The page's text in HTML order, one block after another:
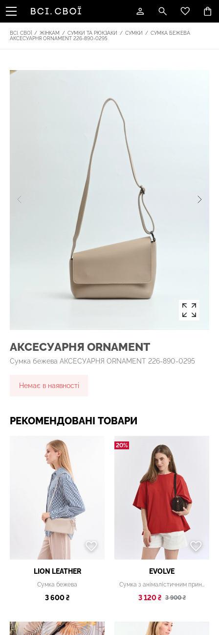
ВСІ. СВОЇ / ЖІНКАМ / СУМКИ ТА РЮКЗАКИ / СУМКИ / СУМКА БЕЖЕВА
АКСЕСУАРНЯ ОRNAMENT 226-890-0295
АКСЕСУАРНЯ ОRNAMENT
Сумка бежева АКСЕСУАРНЯ ОRNAMENT 226-890-0295
Немає в наявності
РЕКОМЕНДОВАНІ ТОВАРИ
LION LEATHER
Сумка бежева
3 600 ₴
20%
EVOLVE
Сумка з анімалістичним принтом
3 120 ₴ 3 900 ₴